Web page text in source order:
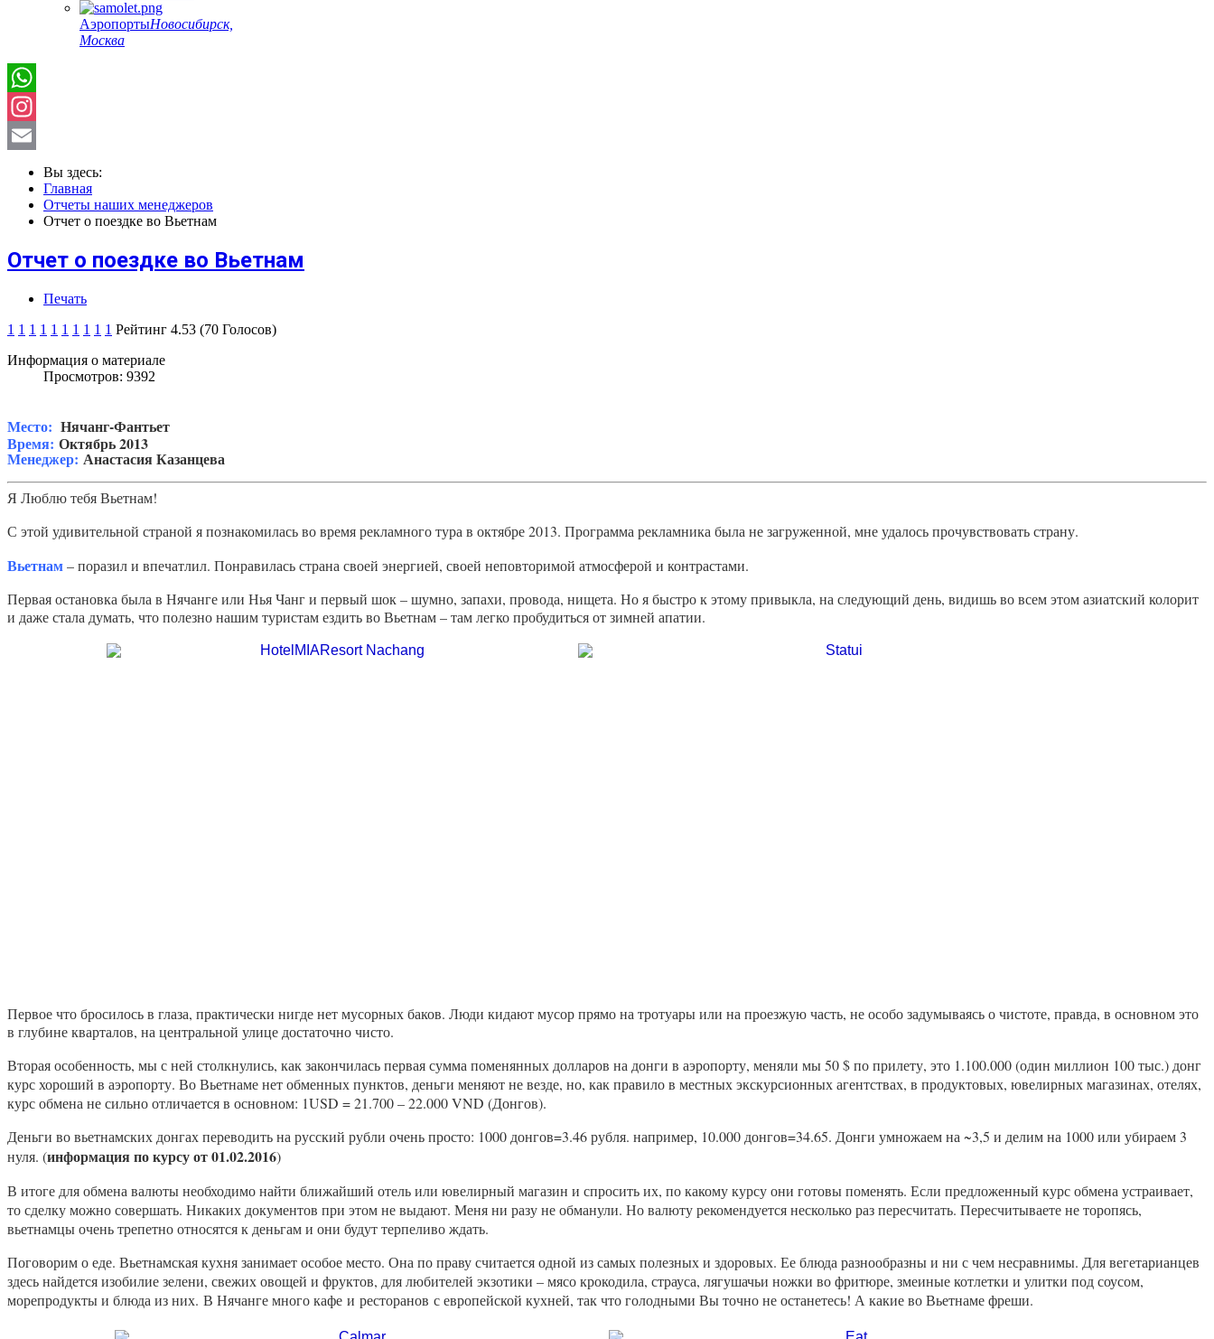
АэропортыНовосибирск,
Москва
Instagram
Вы здесь:
Главная
Отчеты наших менеджеров
Отчет о поездке во Вьетнам
Отчет о поездке во Вьетнам
Печать
1 1 1 1 1 1 1 1 1 1 Рейтинг 4.53 (70 Голосов)
Информация о материале
Просмотров: 9392
Место: Нячанг-Фантьет
Время: Октябрь 2013
Менеджер: Анастасия Казанцева
Я Люблю тебя Вьетнам!
С этой удивительной страной я познакомилась во время рекламного тура в октябре 2013. Программа рекламника была не загруженной, мне удалось прочувствовать страну.
Вьетнам– поразил и впечатлил. Понравилась страна своей энергией, своей неповторимой атмосферой и контрастами.
Первая остановка была в Нячанге или Нья Чанг и первый шок – шумно, запахи, провода, нищета. Но я быстро к этому привыкла, на следующий день, видишь во всем этом азиатский колорит
и даже стала думать, что полезно нашим туристам ездить во Вьетнам – там легко пробудиться от зимней апатии.
Первое что бросилось в глаза, практически нигде нет мусорных баков. Люди кидают мусор прямо на тротуары или на проезжую часть, не особо задумываясь о чистоте, правда, в основном это
в глубине кварталов, на центральной улице достаточно чисто.
Вторая особенность, мы с ней столкнулись, как закончилась первая сумма поменянных долларов на донги в аэропорту, меняли мы 50 $ по прилету, это 1.100.000 (один миллион 100 тыс.) донг
курс хороший в аэропорту. Во Вьетнаме нет обменных пунктов, деньги меняют не везде, но, как правило в местных экскурсионных агентствах, в продуктовых, ювелирных магазинах, отелях,
курс обмена не сильно отличается в основном: 1USD = 21.700 – 22.000 VND (Донгов).
Деньги во вьетнамских донгах переводить на русский рубли очень просто: 1000 донгов=3.46 рубля. например, 10.000 донгов=34.65. Донги умножаем на ~3,5 и делим на 1000 или убираем 3
нуля. (информация по курсу от 01.02.2016)
В итоге для обмена валюты необходимо найти ближайший отель или ювелирный магазин и спросить их, по какому курсу они готовы поменять. Если предложенный курс обмена устраивает,
то сделку можно совершать. Никаких документов при этом не выдают. Меня ни разу не обманули. Но валюту рекомендуется несколько раз пересчитать. Пересчитываете не торопясь,
вьетнамцы очень трепетно относятся к деньгам и они будут терпеливо ждать.
Поговорим о еде. Вьетнамская кухня занимает особое место. Она по праву считается одной из самых полезных и здоровых. Ее блюда разнообразны и ни с чем несравнимы. Для вегетарианцев
здесь найдется изобилие зелени, свежих овощей и фруктов, для любителей экзотики – мясо крокодила, страуса, лягушачьи ножки во фритюре, змеиные котлетки и улитки под соусом,
морепродукты и блюда из них. В Нячанге много кафе и ресторанов с европейской кухней, так что голодными Вы точно не останетесь! А какие во Вьетнаме фреши.